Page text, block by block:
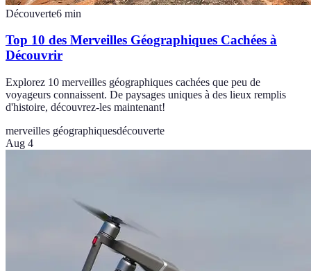
Découverte6 min
Top 10 des Merveilles Géographiques Cachées à
Découvrir
Explorez 10 merveilles géographiques cachées que peu de
voyageurs connaissent. De paysages uniques à des lieux remplis
d'histoire, découvrez-les maintenant!
merveilles géographiquesdécouverte
Aug 4